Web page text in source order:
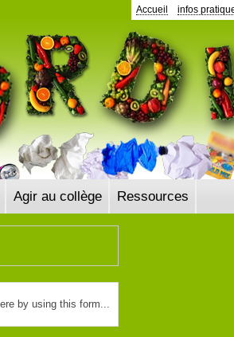
Accueil infos
Agir au collège Ressources
by using this form